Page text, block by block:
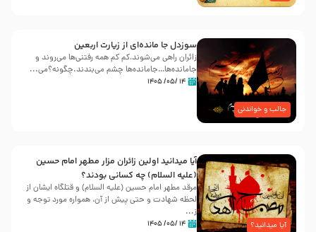
جالب و خواندنی
سوزدل جا مانده‌ای از زیارت اربعین
زائران راهی می‌شوند،کم‌ کم همه رفتنی‌ها می‌روند و
جامانده‌ها…جامانده‌ها چشم می‌بندند.چگونه؟می‌...
۱۴ /۰۵/ ۱۴۰۵
آیا میدانید؟
آیا میدانید اولین زائران مزار مطهر امام حسین
(علیه السلام) چه کسانی بودند؟
مرقد مطهر امام حسین (علیه السلام) و قتلگاه ایشان از
لحظه شهادت و حتی پیش از آن، همواره مورد توجه و
ز...
۱۴ /۰۵/ ۱۴۰۵